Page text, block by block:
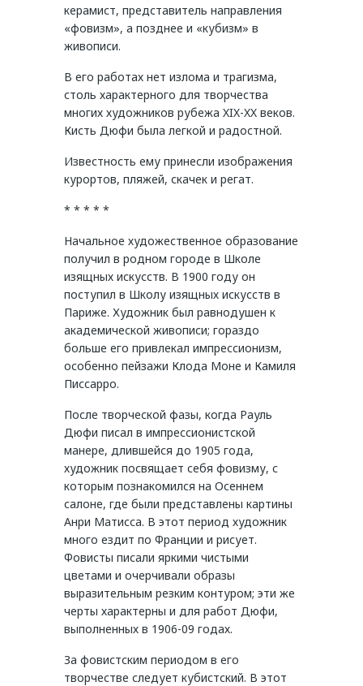
керамист, представитель направления
«фовизм», а позднее и «кубизм» в
живописи.
В его работах нет излома и трагизма,
столь характерного для творчества
многих художников рубежа XIX-XX веков.
Кисть Дюфи была легкой и радостной.
Известность ему принесли изображения
курортов, пляжей, скачек и регат.
* * * * *
Начальное художественное образование
получил в родном городе в Школе
изящных искусств. В 1900 году он
поступил в Школу изящных искусств в
Париже. Художник был равнодушен к
академической живописи; гораздо
больше его привлекал импрессионизм,
особенно пейзажи Клода Моне и Камиля
Писсарро.
После творческой фазы, когда Рауль
Дюфи писал в импрессионистской
манере, длившейся до 1905 года,
художник посвящает себя фовизму, с
которым познакомился на Осеннем
салоне, где были представлены картины
Анри Матисса. В этот период художник
много ездит по Франции и рисует.
Фовисты писали яркими чистыми
цветами и очерчивали образы
выразительным резким контуром; эти же
черты характерны и для работ Дюфи,
выполненных в 1906-09 годах.
За фовистским периодом в его
творчестве следует кубистский. В этот